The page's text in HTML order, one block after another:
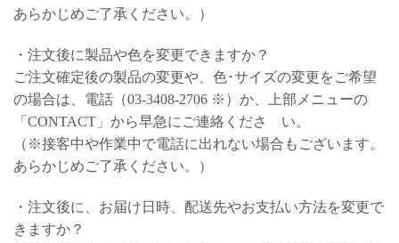
あらかじめご了承ください。）
・注文後に製品や色を変更できますか？
ご注文確定後の製品の変更や、色･サイズの変更をご希望
の場合は、電話（03-3408-2706 ※）か、上部メニューの
「CONTACT」から早急にご連絡くださ い。
（※接客中や作業中で電話に出れない場合もございます。
あらかじめご了承ください。）
・注文後に、お届け日時、配送先やお支払い方法を変更で
きますか？